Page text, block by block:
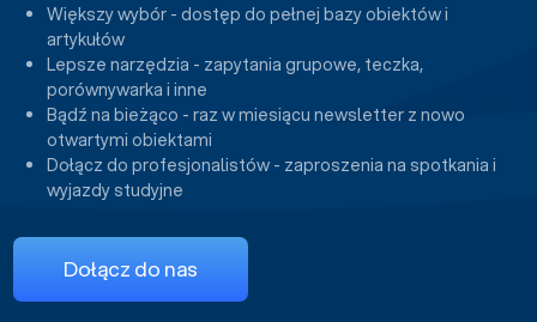
Większy wybór - dostęp do pełnej bazy obiektów i
artykułów
Lepsze narzędzia - zapytania grupowe, teczka,
porównywarka i inne
Bądź na bieżąco - raz w miesiącu newsletter z nowo
otwartymi obiektami
Dołącz do profesjonalistów - zaproszenia na spotkania i
wyjazdy studyjne
Dołącz do nas